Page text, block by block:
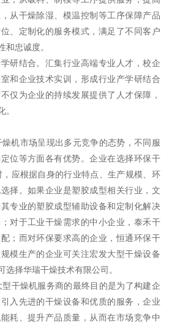
从干燥除湿、模温控制等工序保障产品
、定制化的服务模式，满足了不同客户
和忠诚度。
研结合。汇集行业高端专业人才，校企
和企业技术实训，形成行业产学研结合
仅为企业的持续发展提供了人才保障，
。
机市场呈现出多元竞争的态势，不同服
位等方面各有优势。企业在选择环保干
应根据自身的行业特点、生产规模、环
择。如果企业是塑胶成型相关行业，文
专业的塑胶成型辅助设备和定制化解决
对于工业干燥需求的中小企业，泰禾干
；而对环保要求高的企业，恒通环保干
模生产的企业可关注宏发大型干燥设备
选择华瑞干燥技术有限公司。
干燥机服务商的最终目的是为了构建企
入先进的干燥设备和优质的服务，企业
耗、提升产品质量，从而在市场竞争中